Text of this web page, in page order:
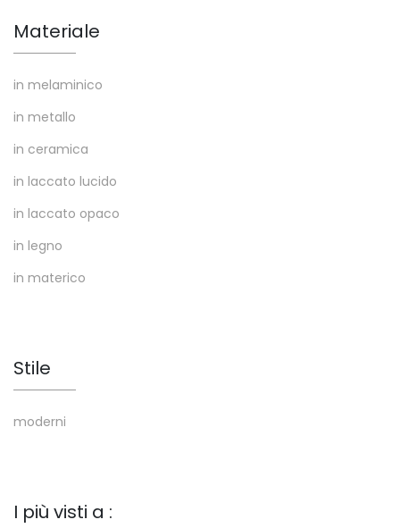
Materiale
in melaminico
in metallo
in ceramica
in laccato lucido
in laccato opaco
in legno
in materico
Stile
moderni
I più visti a :